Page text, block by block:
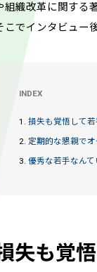
組織改革に関する
こでインタビュー
INDEX
1. 損失も覚悟して
2. 定期的な懇親で
3. 優秀な若手なんて
失も覚